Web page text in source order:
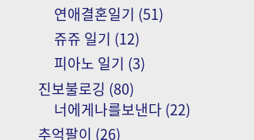
연애결혼일기 (51)
쥬쥬 일기 (12)
피아노 일기 (3)
진보불로깅 (80)
너에게나를보낸다 (22)
추억팔이 (26)